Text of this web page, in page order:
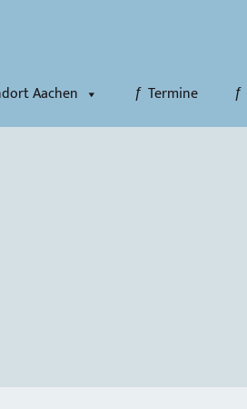
Aachen Termine